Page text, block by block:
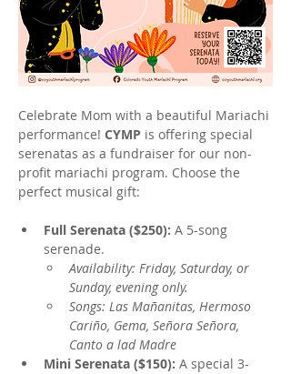
Celebrate Mom with a beautiful Mariachi
performance! CYMP is offering special
serenatas as a fundraiser for our non-
profit mariachi program. Choose the
perfect musical gift:
Full Serenata ($250): A 5-song
serenade.
Availability: Friday, Saturday, or
Sunday, evening only.
Songs: Las Mañanitas, Hermoso
Cariño, Gema, Señora Señora,
Canto a lad Madre
Mini Serenata ($150): A special 3-